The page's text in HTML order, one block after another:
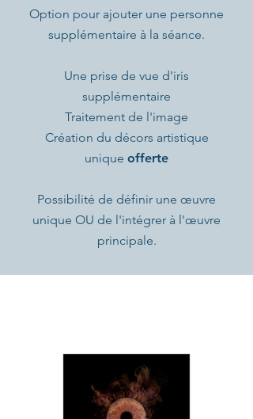
Option pour ajouter une personne
supplémentaire à la séance.
Une prise de vue d'iris
supplémentaire
Traitement de l'image
Création du décors artistique
unique offerte
Possibilité de définir une œuvre
unique OU de l'intégrer à l'œuvre
principale.